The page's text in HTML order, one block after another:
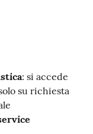
: si accede
su richiesta